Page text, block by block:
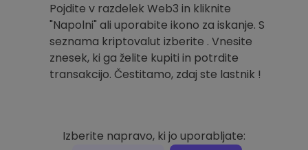
Pojdite v razdelek Web3 in kliknite
"Napolni" ali uporabite ikono za iskanje. S
seznama kriptovalut izberite . Vnesite
znesek, ki ga želite kupiti in potrdite
transakcijo. Čestitamo, zdaj ste lastnik !
Izberite napravo, ki jo uporabljate: